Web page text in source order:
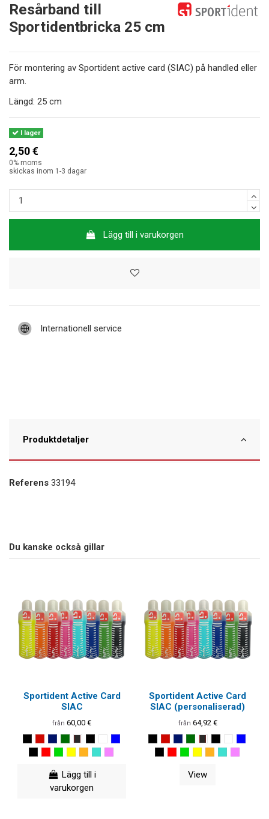
Resårband till
Sportidentbricka 25 cm
För montering av Sportident active card (SIAC) på handled eller
arm.
Längd: 25 cm
I lager
2,50 €
0% moms
skickas inom 1-3 dagar
Lägg till i varukorgen
Internationell service
Produktdetaljer
Referens 33194
Du kanske också gillar
Sportident Active Card
SIAC
från60,00 €
Lägg till i
varukorgen
Sportident Active Card
SIAC (personaliserad)
från 64,92 €
View